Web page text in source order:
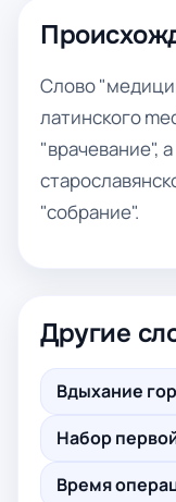
Слово
латинского
"врачевание",
"собрание".
Другие
Вдыхание
Набор
Время